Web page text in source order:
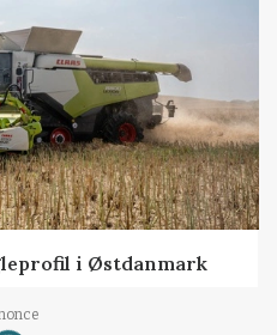
i Østdanmark